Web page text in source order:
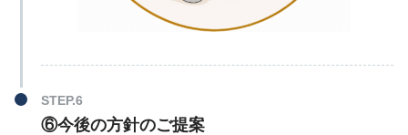
⑥今後の方針のご提案